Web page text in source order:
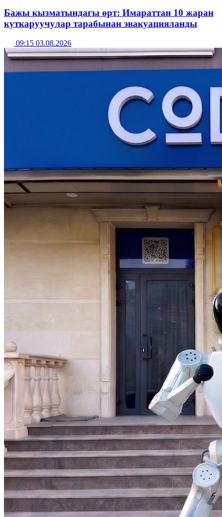
Бажы кызматындагы өрт: Имараттан 10 жаран
куткаруучулар тарабынан эвакуацияланды
09:15 03.08.2026